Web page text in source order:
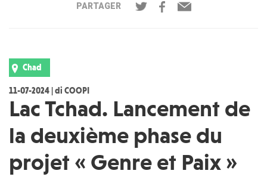
PARTAGER
Chad
11-07-2024 | di COOPI
Lac Tchad. Lancement de
la deuxième phase du
projet « Genre et Paix »